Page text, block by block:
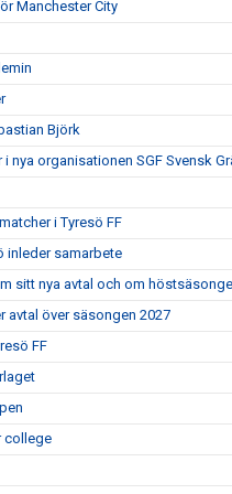
Manchester City
Björk
nya organisationen SGF Svensk
i Tyresö FF
inleder samarbete
sitt nya avtal och om
avtal över säsongen 2027
FF
college